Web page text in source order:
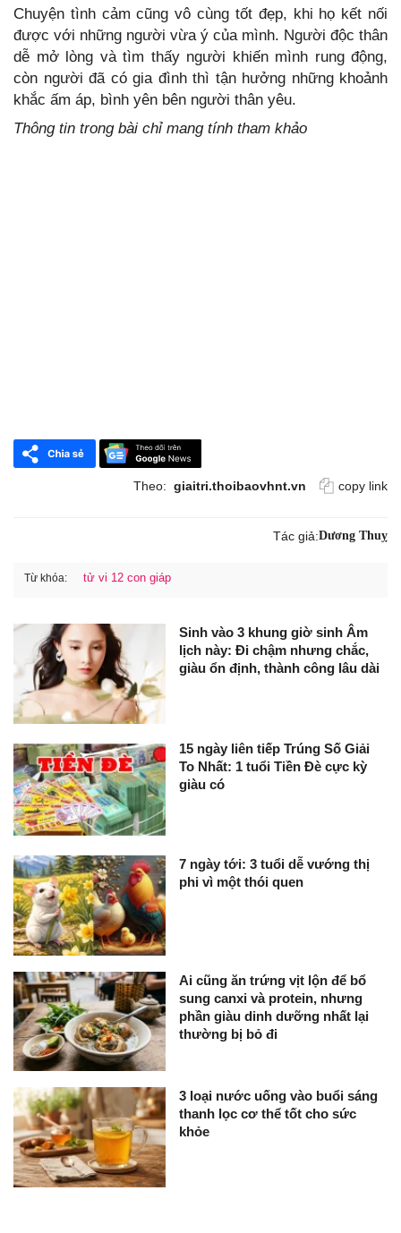
Chuyện tình cảm cũng vô cùng tốt đẹp, khi họ kết nối
được với những người vừa ý của mình. Người độc thân
dễ mở lòng và tìm thấy người khiến mình rung động,
còn người đã có gia đình thì tận hưởng những khoảnh
khắc ấm áp, bình yên bên người thân yêu.
Thông tin trong bài chỉ mang tính tham khảo
Theo: giaitri.thoibaovhnt.vn copy link
Tác giả:Dương Thuỵ
Từ khóa: tử vi 12 con giáp
Sinh vào 3 khung giờ sinh Âm
lịch này: Đi chậm nhưng chắc,
giàu ổn định, thành công lâu dài
15 ngày liên tiếp Trúng Số Giải
To Nhất: 1 tuổi Tiền Đè cực kỳ
giàu có
7 ngày tới: 3 tuổi dễ vướng thị
phi vì một thói quen
Ai cũng ăn trứng vịt lộn để bổ
sung canxi và protein, nhưng
phần giàu dinh dưỡng nhất lại
thường bị bỏ đi
3 loại nước uống vào buổi sáng
thanh lọc cơ thể tốt cho sức
khỏe